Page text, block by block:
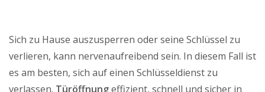
Sich zu Hause auszusperren oder seine Schlüssel zu
verlieren, kann nervenaufreibend sein. In diesem Fall ist
es am besten, sich auf einen Schlüsseldienst zu
verlassen. Türöffnungeffizient, schnell und sicher in